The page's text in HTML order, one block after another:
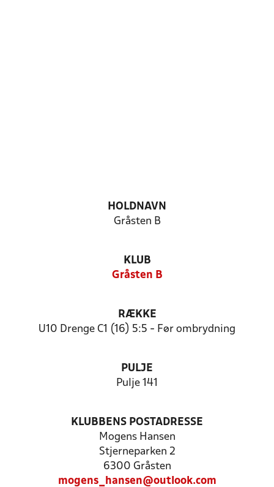
HOLDNAVN
Gråsten B
KLUB
Gråsten B
RÆKKE
U10 Drenge C1 (16) 5:5 - Før ombrydning
PULJE
Pulje 141
KLUBBENS POSTADRESSE
Mogens Hansen
Stjerneparken 2
6300 Gråsten
mogens_hansen@outlook.com